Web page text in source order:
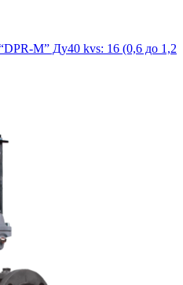
M” Ду40 kvs: 16 (0,6 до 1,2